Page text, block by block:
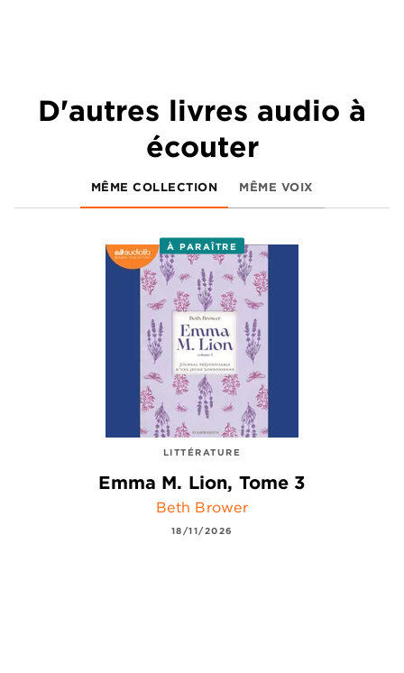
D'autres livres audio à
écouter
MÊME COLLECTION MÊME VOIX
À PARAÎTRE
LITTÉRATURE
Emma M. Lion, Tome 3
Beth Brower
18/11/2026